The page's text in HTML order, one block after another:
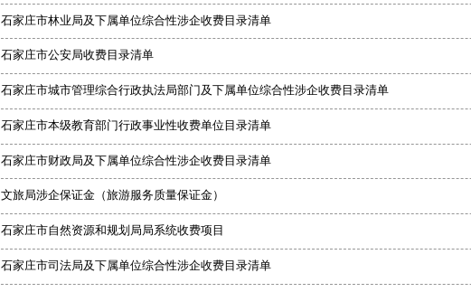
石家庄市林业局及下属单位综合性涉企收费目录清单
石家庄市公安局收费目录清单
石家庄市城市管理综合行政执法局部门及下属单位综合性涉企收费目录清单
石家庄市本级教育部门行政事业性收费单位目录清单
石家庄市财政局及下属单位综合性涉企收费目录清单
文旅局涉企保证金（旅游服务质量保证金）
石家庄市自然资源和规划局局系统收费项目
石家庄市司法局及下属单位综合性涉企收费目录清单